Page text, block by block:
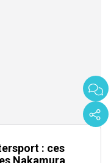
: ces
Nakamura